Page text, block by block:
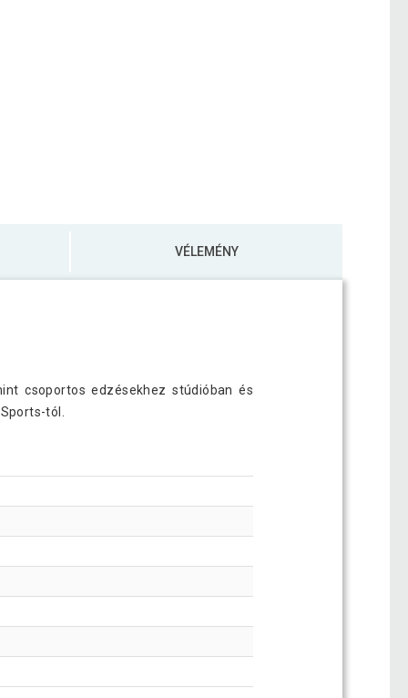
VÉLEMÉNY
csoportos edzésekhez stúdióban és
tól.